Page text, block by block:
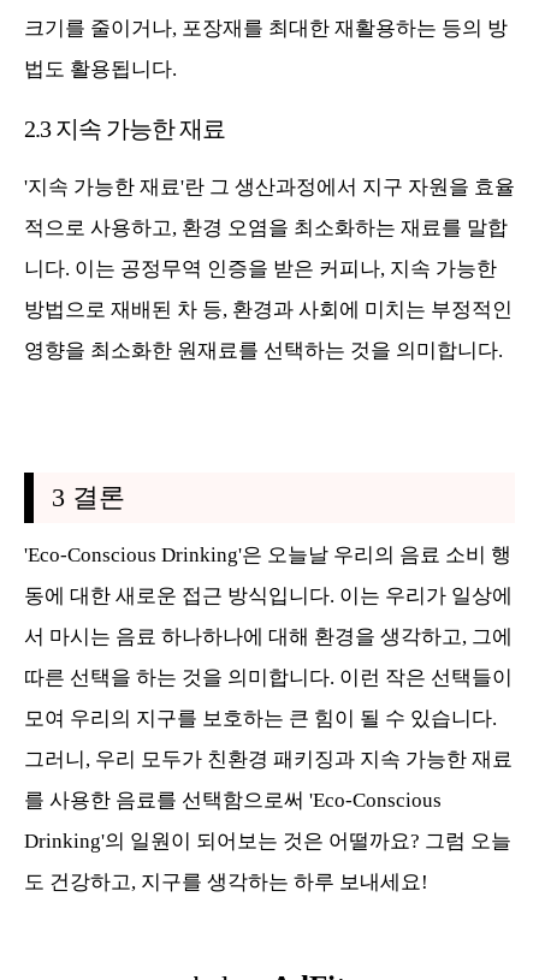
크기를 줄이거나, 포장재를 최대한 재활용하는 등의 방
법도 활용됩니다.
2.3 지속 가능한 재료
'지속 가능한 재료'란 그 생산과정에서 지구 자원을 효율
적으로 사용하고, 환경 오염을 최소화하는 재료를 말합
니다. 이는 공정무역 인증을 받은 커피나, 지속 가능한
방법으로 재배된 차 등, 환경과 사회에 미치는 부정적인
영향을 최소화한 원재료를 선택하는 것을 의미합니다.
3 결론
'Eco-Conscious Drinking'은 오늘날 우리의 음료 소비 행
동에 대한 새로운 접근 방식입니다. 이는 우리가 일상에
서 마시는 음료 하나하나에 대해 환경을 생각하고, 그에
따른 선택을 하는 것을 의미합니다. 이런 작은 선택들이
모여 우리의 지구를 보호하는 큰 힘이 될 수 있습니다.
그러니, 우리 모두가 친환경 패키징과 지속 가능한 재료
를 사용한 음료를 선택함으로써 'Eco-Conscious
Drinking'의 일원이 되어보는 것은 어떨까요? 그럼 오늘
도 건강하고, 지구를 생각하는 하루 보내세요!